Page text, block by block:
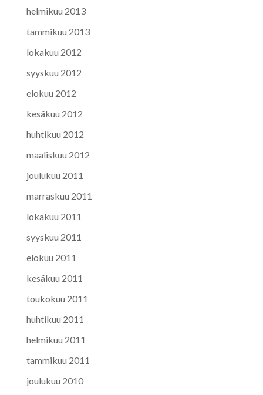
helmikuu 2013
tammikuu 2013
lokakuu 2012
syyskuu 2012
elokuu 2012
kesäkuu 2012
huhtikuu 2012
maaliskuu 2012
joulukuu 2011
marraskuu 2011
lokakuu 2011
syyskuu 2011
elokuu 2011
kesäkuu 2011
toukokuu 2011
huhtikuu 2011
helmikuu 2011
tammikuu 2011
joulukuu 2010